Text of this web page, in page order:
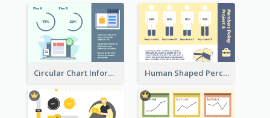
Circular Chart Information Comparison Human Shaped Percentage